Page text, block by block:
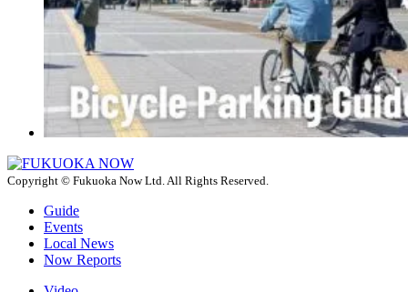
Copyright © Fukuoka Now Ltd. All Rights Reserved.
Guide
Events
Local News
Now Reports